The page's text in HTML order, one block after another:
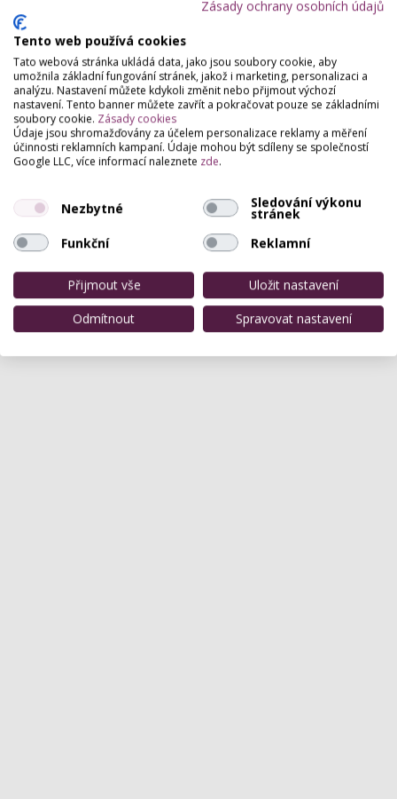
Zásady ochrany osobních údajů
Tento web používá cookies
Tato webová stránka ukládá data, jako jsou soubory cookie, aby
umožnila základní fungování stránek, jakož i marketing, personalizaci a
analýzu. Nastavení můžete kdykoli změnit nebo přijmout výchozí
nastavení. Tento banner můžete zavřít a pokračovat pouze se základními
soubory cookie. Zásady cookies
Údaje jsou shromažďovány za účelem personalizace reklamy a měření
účinnosti reklamních kampaní. Údaje mohou být sdíleny se společností
Google LLC, více informací naleznete zde.
Nezbytné Sledování výkonu
stránek
Funkční
Reklamní
Přijmout vše
Uložit nastavení
Odmítnout
Spravovat nastavení